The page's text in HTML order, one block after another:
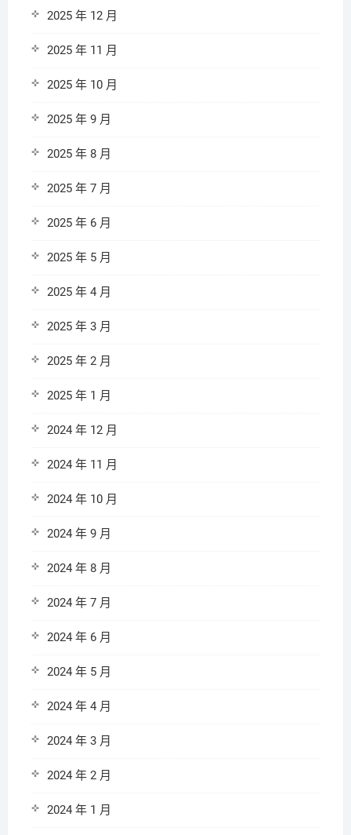
2025 年 12 月
2025 年 11 月
2025 年 10 月
2025 年 9 月
2025 年 8 月
2025 年 7 月
2025 年 6 月
2025 年 5 月
2025 年 4 月
2025 年 3 月
2025 年 2 月
2025 年 1 月
2024 年 12 月
2024 年 11 月
2024 年 10 月
2024 年 9 月
2024 年 8 月
2024 年 7 月
2024 年 6 月
2024 年 5 月
2024 年 4 月
2024 年 3 月
2024 年 2 月
2024 年 1 月